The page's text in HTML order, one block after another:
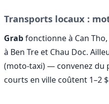
Transports locaux :
Grabfonctionne à Can
à Ben Tre et Chau Doc.
(moto-taxi) — convenez du
courts en ville coûtent 1–2 $